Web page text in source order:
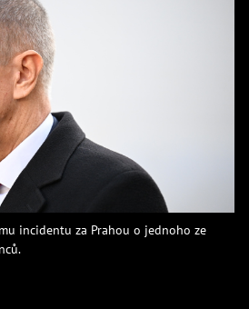
incidentu za Prahou o jednoho ze